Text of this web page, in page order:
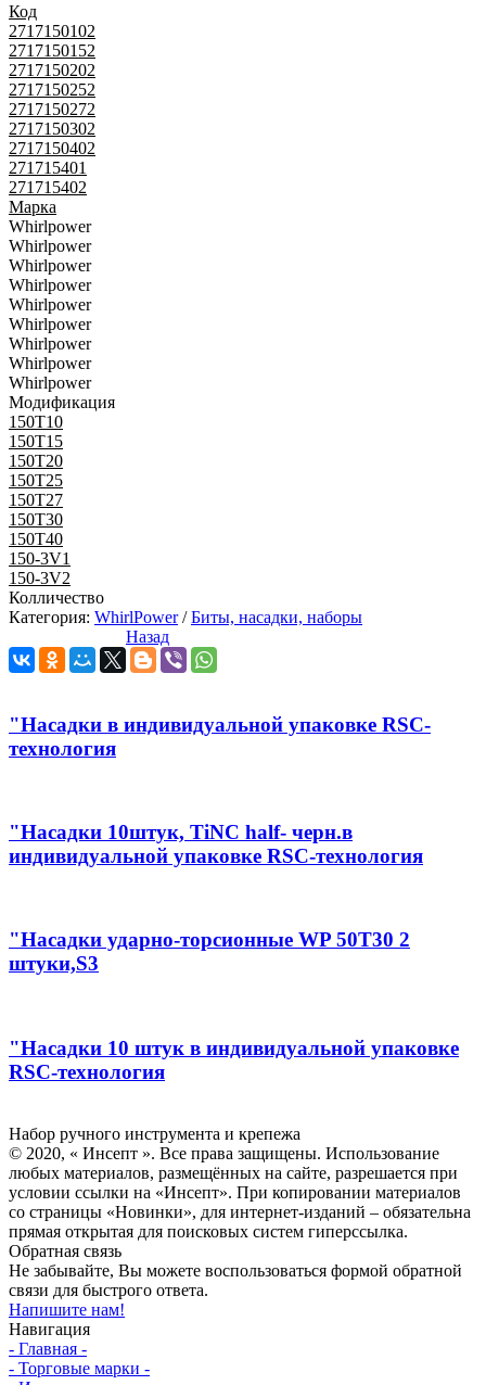
Код
2717150102
2717150152
2717150202
2717150252
2717150272
2717150302
2717150402
271715401
271715402
Марка
Whirlpower
Whirlpower
Whirlpower
Whirlpower
Whirlpower
Whirlpower
Whirlpower
Whirlpower
Whirlpower
Модификация
150Т10
150Т15
150Т20
150Т25
150Т27
150T30
150T40
150-3V1
150-3V2
Колличество
Категория: WhirlPower/Биты, насадки, наборы
Назад
"Насадки в индивидуальной упаковке RSC-
технология
"Насадки 10штук, TiNC half- черн.в
индивидуальной упаковке RSC-технология
"Насадки ударно-торсионные WP 50T30 2
штуки,S3
"Насадки 10 штук в индивидуальной упаковке
RSC-технология
Набор ручного инструмента и крепежа
© 2020, « Инсепт ». Все права защищены. Использование
любых материалов, размещённых на сайте, разрешается при
условии ссылки на «Инсепт». При копировании материалов
со страницы «Новинки», для интернет-изданий – обязательна
прямая открытая для поисковых систем гиперссылка.
Обратная связь
Не забывайте, Вы можете воспользоваться формой обратной
связи для быстрого ответа.
Напишите нам!
Навигация
- Главная -
- Торговые марки -